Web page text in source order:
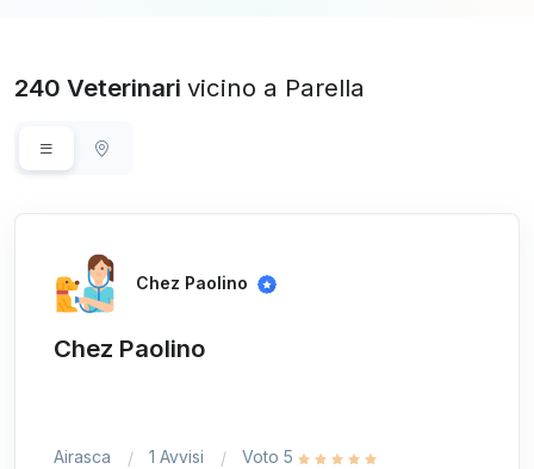
240 Veterinari vicino a Parella
Chez Paolino
Chez Paolino
Airasca 1 Avvisi Voto 5